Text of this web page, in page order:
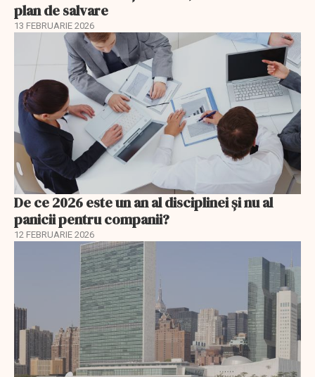
plan de salvare
13 FEBRUARIE 2026
De ce 2026 este un an al disciplinei și nu al
panicii pentru companii?
12 FEBRUARIE 2026